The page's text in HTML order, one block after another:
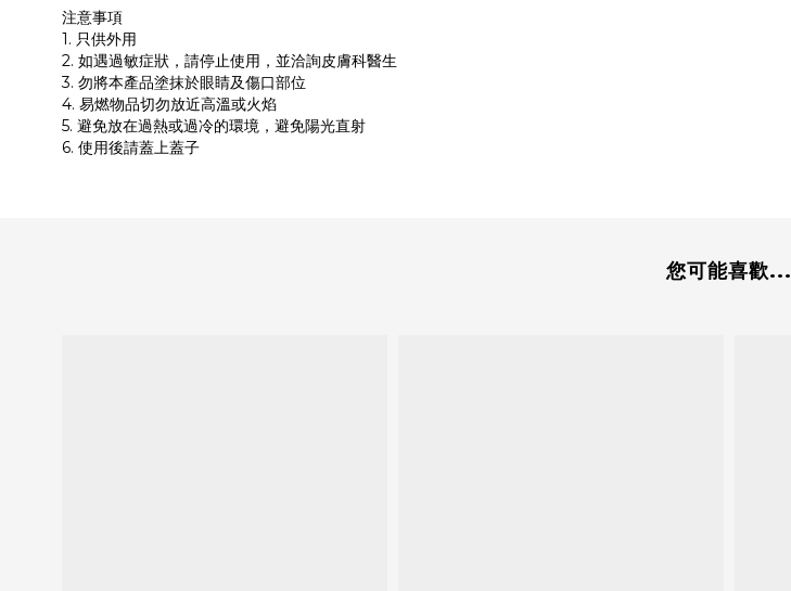
注意事項
1. 只供外用
2. 如遇過敏症狀，請停止使用，並洽詢皮膚科醫生
3. 勿將本產品塗抹於眼睛及傷口部位
4. 易燃物品切勿放近高溫或火焰
5. 避免放在過熱或過冷的環境，避免陽光直射
6. 使用後請蓋上蓋子
您可能喜歡...